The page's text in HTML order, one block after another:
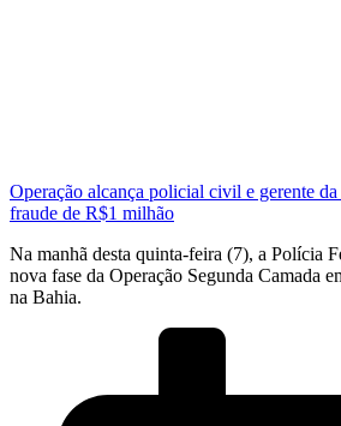
Operação alcança policial civil e gerente
fraude de R$1 milhão
Na manhã desta quinta-feira (7), a Polícia
nova fase da Operação Segunda Camada
na Bahia.